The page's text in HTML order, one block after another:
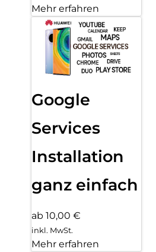
Mehr erfahren
Google
Services
Installation
ganz einfach
ab 10,00 €
inkl. MwSt.
Mehr erfahren